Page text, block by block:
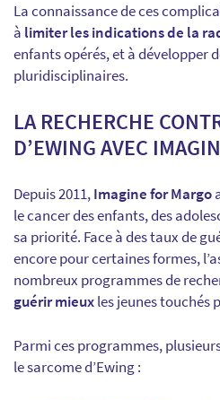
La connaissance de ces
à limiter les indications de la
enfants opérés, et à développer
pluridisciplinaires.
LA RECHERCHE
D’EWING AVEC
Depuis 2011,Imagine for Margo
le cancer des enfants, des
sa priorité. Face à des taux de
encore pour certaines formes,
nombreux programmes de
guérir mieuxles jeunes touchés
Parmi ces programmes,
le sarcome d’Ewing :